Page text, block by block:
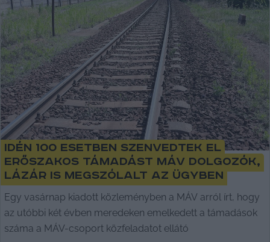
Idén 100 esetben szenvedtek el
erőszakos támadást MÁV dolgozók,
Lázár is megszólalt az ügyben
Egy vasárnap kiadott közleményben a MÁV arról írt, hogy
az utóbbi két évben meredeken emelkedett a támadások
száma a MÁV-csoport közfeladatot ellátó